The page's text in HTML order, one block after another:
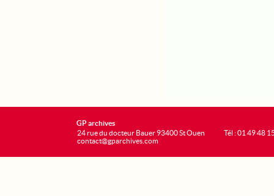
GP archives
24 rue du docteur Bauer 93400 St Ouen
contact@gparchives.com
Tél : 01 49 48